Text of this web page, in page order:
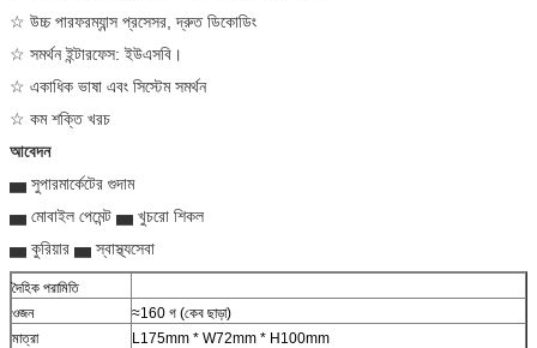
☆ উচ্চ পারফরম্যান্স প্রসেসর, দ্রুত ডিকোডিং
☆ সমর্থন ইন্টারফেস: ইউএসবি।
☆ একাধিক ভাষা এবং সিস্টেম সমর্থন
☆ কম শক্তি খরচ
আবেদন
▅ সুপারমার্কেটের গুদাম
▅ মোবাইল পেমেন্ট ▅ খুচরো শিকল
▅ কুরিয়ার ▅ স্বাস্থ্যসেবা
দৈহিক পরামিতি
ওজন
≈160 গ (কেব ছাড়া)
মাত্রা
L175mm * W72mm * H100mm